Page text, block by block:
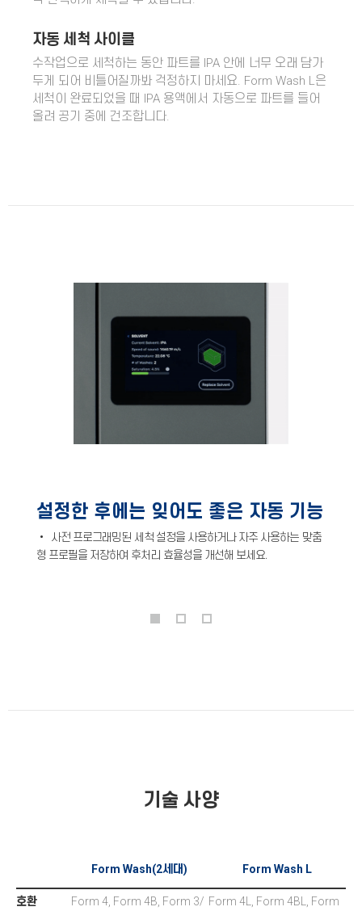
자동 세척 사이클
수작업으로 세척하는 동안 파트를 IPA 안에 너무 오래 담가
두게 되어 비틀어질까봐 걱정하지 마세요. Form Wash L은
세척이 완료되었을 때 IPA 용액에서 자동으로 파트를 들어
올려 공기 중에 건조합니다.
설정한 후에는 잊어도 좋은 자동 기능
• 사전 프로그래밍된 세척 설정을 사용하거나 자주 사용하는 맞춤
형 프로필을 저장하여 후처리 효율성을 개선해 보세요.
기술 사양
Form Wash(2세대) Form Wash L
호환
Form 4, Form 4B, Form 3/ Form 4L, Form 4BL, Form